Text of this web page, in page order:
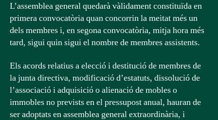
L’assemblea general quedarà vàlidament constituïda en
primera convocatòria quan concorrin la meitat més un
dels membres i, en segona convocatòria, mitja hora més
tard, sigui quin sigui el nombre de membres assistents.
Els acords relatius a elecció i destitució de membres de
la junta directiva, modificació d’estatuts, dissolució de
l’associació i adquisició o alienació de mobles o
immobles no prevists en el pressupost anual, hauran de
ser adoptats en assemblea general extraordinària, i